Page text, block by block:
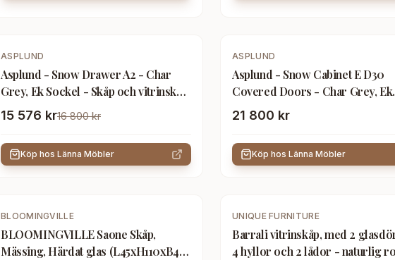
-7%
ASPLUND
Asplund - Snow Drawer A2 - Char
Grey, Ek Sockel - Skåp och vitrinskåp
- Thomas Sandell & Jonas Bohlin -
15 576 kr16 800 kr
Köp hos Länna Möbler
ASPLUND
Asplund - Snow Cabinet E D30
Covered Doors - Char Grey, Ek
Sockel - Skåp och vitrinskåp -
- Trä
21 800 kr
Köp hos Länna Möbler
BLOOMINGVILLE
BLOOMINGVILLE Saone Skåp,
Mässing, Härdat glas (L45xH110xB40
UNIQUE FURNITURE
Barrali vitrinskåp, med 2
4 hyllor och 2 lådor - naturlig